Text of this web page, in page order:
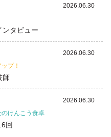
2026.06.30
ンタビュー
2026.06.30
プ！
師
2026.06.30
けんこう食卓
回